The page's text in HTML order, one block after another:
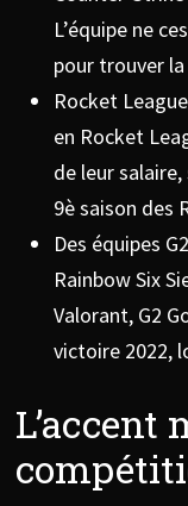
L’équipe ne
pour trouver
Rocket
en Rocket
de leur salaire,
9è saison des
Des équipes
Rainbow Six
Valorant, G2
victoire 2022,
L’accent